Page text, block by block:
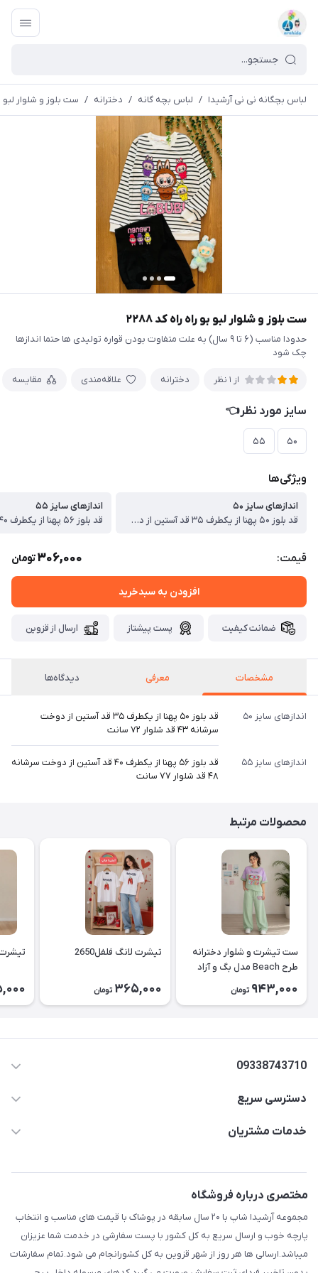
لباس بچگانه نی نی آرشیدا / لباس بچه گانه / دخترانه / ست بلوز و شلوار لبو بو
ست بلوز و شلوار لبو بو راه راه کد ۲۲۸۸
حدودا مناسب (۶ تا ۹ سال) به علت متفاوت بودن قواره تولیدی ها حتما اندازها
چک شود
از 1 نظر دخترانه علاقه‌مندی مقایسه
سایز مورد نظر👈
۵۰ ۵۵
ویژگی‌ها
اندازهای سایز ۵۰
قد بلوز ۵۰ پهنا از یکطرف ۳۵ قد آستین از دوخت سرشانه ۴۳ قد شلوار ۷۲ سانت
اندازهای سایز ۵۵
قیمت: 306,000تومان
افزودن به سبدخرید
ضمانت کیفیت پست پیشتاز ارسال از قزوین
مشخصات معرفی دیدگاه‌ها
اندازهای سایز ۵۰
قد بلوز ۵۰ پهنا از یکطرف ۳۵ قد آستین از دوخت
سرشانه ۴۳ قد شلوار ۷۲ سانت
اندازهای سایز ۵۵
قد بلوز ۵۶ پهنا از یکطرف ۴۰ قد آستین از دوخت سرشانه
۴۸ قد شلوار ۷۷ سانت
محصولات مرتبط
ست تیشرت و شلوار دخترانه
طرح Beach مدل بگ و آزاد
943,000 تومان
تیشرت لانگ فلفل2650
365,000 تومان
تیشرت
09338743710
دسترسی سریع
حساب کاربری
لیست محصولات
درباره ما
تماس با ما
خدمات مشتریان
مختصری درباره فروشگاه
مجموعه آرشیدا شاپ با ۲۰ سال سابقه در پوشاک با قیمت های مناسب و انتخاب
پارچه خوب و ارسال سریع به کل کشور با پست سفارشی در خدمت شما عزیزان
میباشد.ارسالی ها هر روز از شهر قزوین به کل کشورانجام می شود.تمام سفارشات